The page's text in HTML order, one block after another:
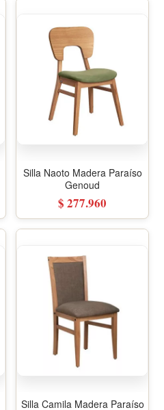
Silla Naoto Madera Paraíso
Genoud
$ 277.960
Silla Camila Madera Paraíso